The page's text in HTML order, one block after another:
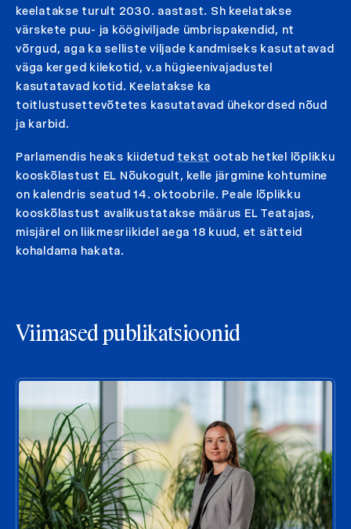
keelatakse turult 2030. aastast. Sh keelatakse
värskete puu- ja köögiviljade ümbrispakendid, nt
võrgud, aga ka selliste viljade kandmiseks kasutatavad
väga kerged kilekotid, v.a hügieenivajadustel
kasutatavad kotid. Keelatakse ka
toitlustusettevõtetes kasutatavad ühekordsed nõud
ja karbid.
Parlamendis heaks kiidetud tekst ootab hetkel lõplikku
kooskõlastust EL Nõukogult, kelle järgmine kohtumine
on kalendris seatud 14. oktoobrile. Peale lõplikku
kooskõlastust avalikustatakse määrus EL Teatajas,
misjärel on liikmesriikidel aega 18 kuud, et sätteid
kohaldama hakata.
Viimased publikatsioonid